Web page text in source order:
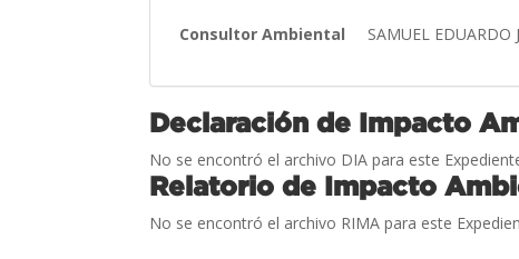
Consultor Ambiental SAMUEL EDUARDO
Declaración de Impacto
No se encontró el archivo DIA para este
Relatorio de Impacto
No se encontró el archivo RIMA para este